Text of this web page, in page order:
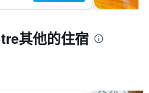
其他的住宿